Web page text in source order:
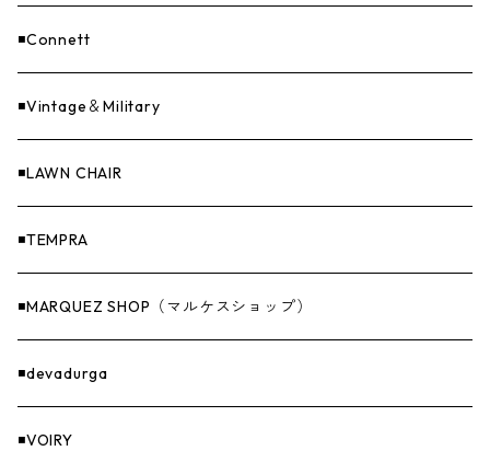
Others（その他）
寝具
ファニチャー
収納
ナイフ＆アックス
燃料
GOODS
GOODS
バンダナ＆手ぬぐい
◾️Connett
◾️Vintage＆Military
◾️LAWN CHAIR
◾️TEMPRA
◾️MARQUEZ SHOP（マルケスショップ）
◾️devadurga
◾️VOIRY